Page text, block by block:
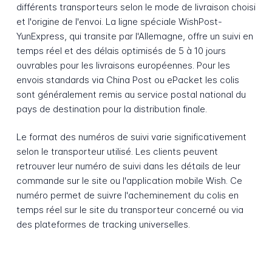
différents transporteurs selon le mode de livraison choisi
et l'origine de l'envoi. La ligne spéciale WishPost-
YunExpress, qui transite par l'Allemagne, offre un suivi en
temps réel et des délais optimisés de 5 à 10 jours
ouvrables pour les livraisons européennes. Pour les
envois standards via China Post ou ePacket les colis
sont généralement remis au service postal national du
pays de destination pour la distribution finale.
Le format des numéros de suivi varie significativement
selon le transporteur utilisé. Les clients peuvent
retrouver leur numéro de suivi dans les détails de leur
commande sur le site ou l'application mobile Wish. Ce
numéro permet de suivre l'acheminement du colis en
temps réel sur le site du transporteur concerné ou via
des plateformes de tracking universelles.